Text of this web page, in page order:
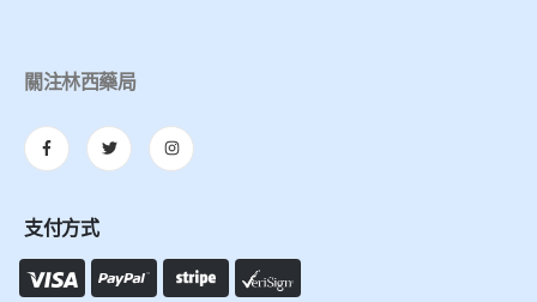
關注林西藥局
支付方式